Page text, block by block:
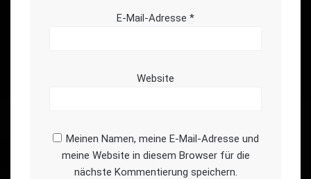
E-Mail-Adresse *
Website
Meinen Namen, meine E-Mail-Adresse und
meine Website in diesem Browser für die
nächste Kommentierung speichern.